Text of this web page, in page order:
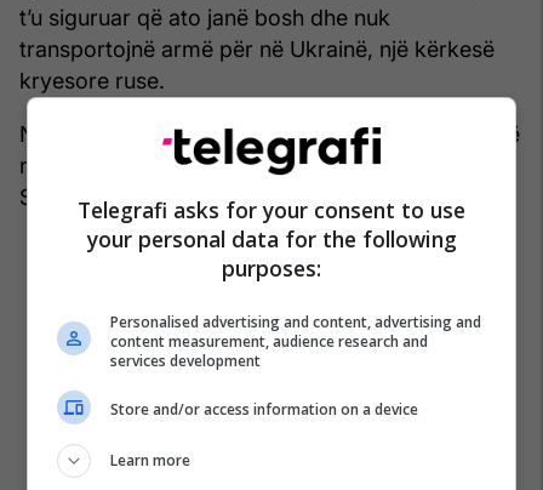
t’u siguruar që ato janë bosh dhe nuk
transportojnë armë për në Ukrainë, një kërkesë
kryesore ruse.
Një qendër e përbashkët komanduese me zyrtarë
nga të katër palët do të hapet menjëherë në
Stamboll për të monitoruar çdo lëvizje të flotave.
Telegrafi asks for your consent to use
your personal data for the following
purposes:
Personalised advertising and content, advertising and
content measurement, audience research and
services development
Store and/or access information on a device
Learn more